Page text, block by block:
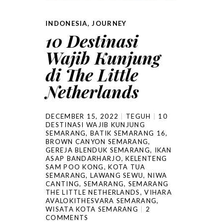
INDONESIA,JOURNEY
10 Destinasi
Wajib Kunjung
di The Little
Netherlands
DECEMBER 15, 2022 TEGUH
10
DESTINASI WAJIB KUNJUNG
SEMARANG,BATIK SEMARANG 16,
BROWN CANYON SEMARANG,
GEREJA BLENDUK SEMARANG, IKAN
ASAP BANDARHARJO,KELENTENG
SAM POO KONG,KOTA TUA
SEMARANG,LAWANG SEWU, NIWA
CANTING, SEMARANG, SEMARANG
THE LITTLE NETHERLANDS,VIHARA
AVALOKITHESVARA SEMARANG,
WISATA KOTA SEMARANG
2
COMMENTS